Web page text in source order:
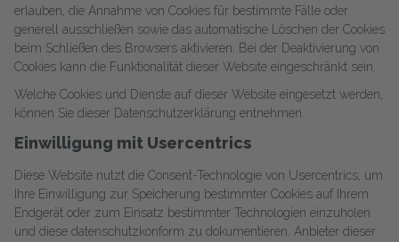
erlauben, die Annahme von Cookies für bestimmte Fälle oder
generell ausschließen sowie das automatische Löschen der Cookies
beim Schließen des Browsers aktivieren. Bei der Deaktivierung von
Cookies kann die Funktionalität dieser Website eingeschränkt sein.
Welche Cookies und Dienste auf dieser Website eingesetzt werden,
können Sie dieser Datenschutzerklärung entnehmen.
Einwilligung mit Usercentrics
Diese Website nutzt die Consent-Technologie von Usercentrics, um
Ihre Einwilligung zur Speicherung bestimmter Cookies auf Ihrem
Endgerät oder zum Einsatz bestimmter Technologien einzuholen
und diese datenschutzkonform zu dokumentieren. Anbieter dieser